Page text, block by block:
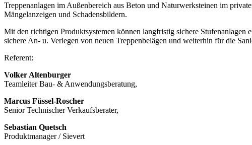
Treppenanlagen im Außenbereich aus Beton und Naturwerksteinen im
Mängelanzeigen und Schadensbildern.
Mit den richtigen Produktsystemen können langfristig sichere Stufenanlagen
sichere An- u. Verlegen von neuen Treppenbelägen und weiterhin für die
Referent:
Volker Altenburger
Teamleiter Bau- & Anwendungsberatung,
Marcus Füssel-Roscher
Senior Technischer Verkaufsberater,
Sebastian Quetsch
Produktmanager / Sievert